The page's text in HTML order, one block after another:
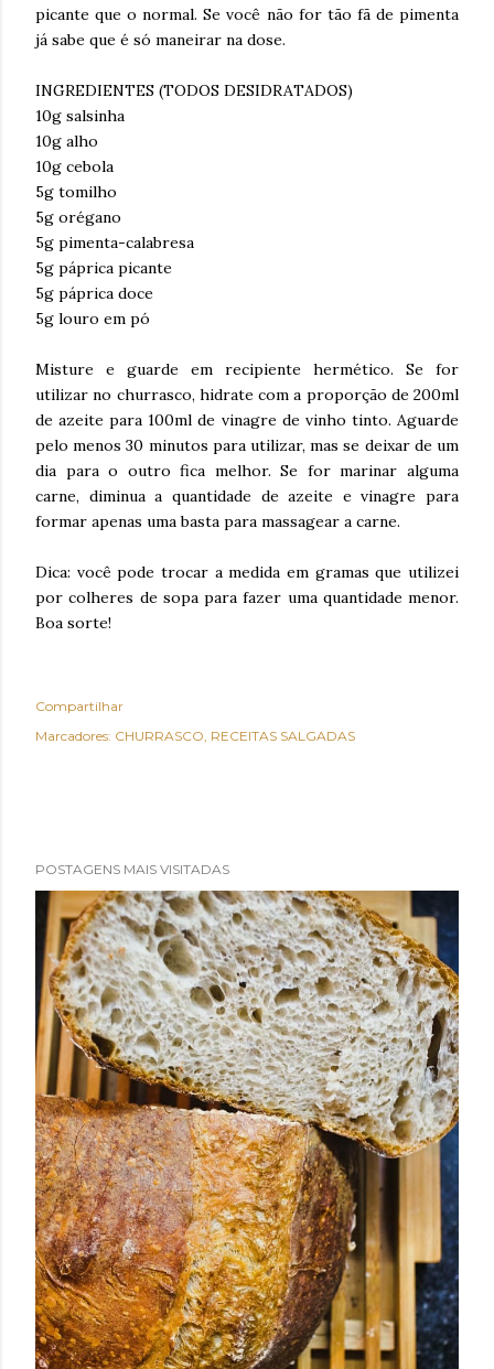
picante que o normal. Se você não for tão fã de pimenta
já sabe que é só maneirar na dose.
INGREDIENTES (TODOS DESIDRATADOS)
10g salsinha
10g alho
10g cebola
5g tomilho
5g orégano
5g pimenta-calabresa
5g páprica picante
5g páprica doce
5g louro em pó
Misture e guarde em recipiente hermético. Se for
utilizar no churrasco, hidrate com a proporção de 200ml
de azeite para 100ml de vinagre de vinho tinto. Aguarde
pelo menos 30 minutos para utilizar, mas se deixar de um
dia para o outro fica melhor. Se for marinar alguma
carne, diminua a quantidade de azeite e vinagre para
formar apenas uma basta para massagear a carne.
Dica: você pode trocar a medida em gramas que utilizei
por colheres de sopa para fazer uma quantidade menor.
Boa sorte!
Compartilhar
Marcadores: CHURRASCO RECEITAS SALGADAS
POSTAGENS MAIS VISITADAS